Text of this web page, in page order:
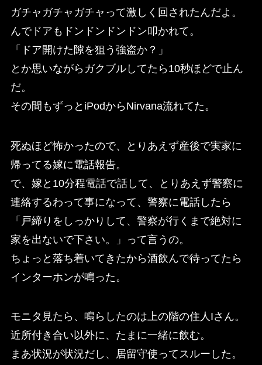
ガチャガチャガチャって激しく回されたんだよ。
んでドアもドンドンドンドン叩かれて。
「ドア開けた隙を狙う強盗か？」
とか思いながらガクブルしてたら10秒ほどで止ん
だ。
その間もずっとiPodからNirvana流れてた。
死ぬほど怖かったので、とりあえず産後で実家に
帰ってる嫁に電話報告。
で、嫁と10分程電話で話して、とりあえず警察に
連絡するわって事になって、警察に電話したら
「戸締りをしっかりして、警察が行くまで絶対に
家を出ないで下さい。」って言うの。
ちょっと落ち着いてきたから酒飲んで待ってたら
インターホンが鳴った。
モニタ見たら、鳴らしたのは上の階の住人Iさん。
近所付き合い以外に、たまに一緒に飲む。
まあ状況が状況だし、居留守使ってスルーした。